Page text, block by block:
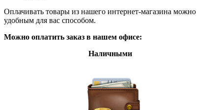
Оплачивать товары из нашего интернет-магазина можно
удобным для вас способом.
Можно оплатить заказ в нашем офисе:
Наличными